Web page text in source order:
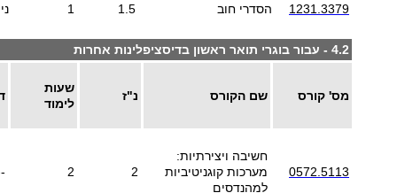
1231.3379 הסדרי חוב 1.5
1
4.2 - עבור בוגרי תואר ראשון בדיסציפלינות אחרות
מס' קורס שם הקורס נ"ז
שעות
לימוד
0572.5113
חשיבה ויצירתיות:
מערכות קוגניטיביות
למהנדסים
2
2